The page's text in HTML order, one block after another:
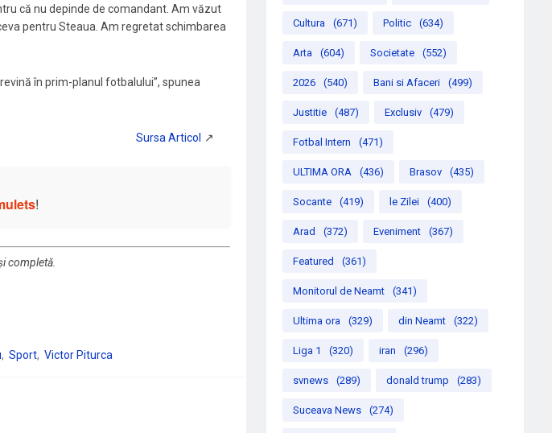
că nu depinde de comandant. Am văzut
pentru Steaua. Am regretat schimbarea
în prim-planul fotbalului”, spunea
!
completă.
Sport Victor Piturca
Cultura (671) Politic (634)
Arta (604) Societate (552)
2026 (540) Bani si Afaceri (499)
Justitie (487) Exclusiv (479)
Fotbal Intern (471)
ULTIMA ORA (436) Brasov (435)
Socante (419) le Zilei (400)
Arad (372) Eveniment (367)
Featured (361)
Monitorul de Neamt (341)
Ultima ora (329) din Neamt (322)
Liga 1 (320) iran (296)
svnews (289) donald trump (283)
Suceava News (274)